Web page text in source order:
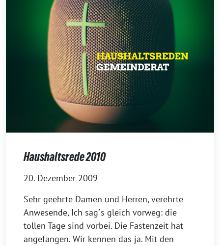
Haushaltsrede 2010
20. Dezember 2009
Sehr geehrte Damen und Herren, verehrte
Anwesende, Ich sag´s gleich vorweg: die
tollen Tage sind vorbei. Die Fastenzeit hat
angefangen. Wir kennen das ja. Mit den